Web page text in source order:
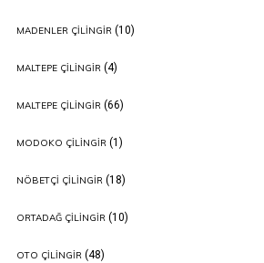
MADENLER ÇILINGIR(10)
MALTEPE ÇILINGIR(4)
MALTEPE ÇILINGIR(66)
MODOKO ÇILINGIR(1)
NÖBETÇI ÇILINGIR(18)
ORTADAĞ ÇILINGIR(10)
OTO ÇILINGIR(48)